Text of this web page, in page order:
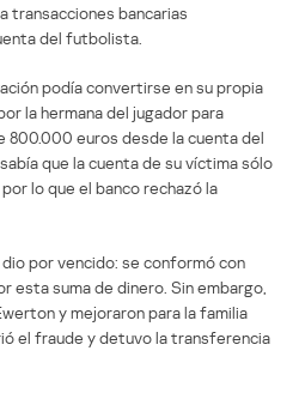
transacciones bancarias
del futbolista.
podía convertirse en su propia
la hermana del jugador para
800.000 euros desde la cuenta del
que la cuenta de su víctima sólo
lo que el banco rechazó la
por vencido: se conformó con
esta suma de dinero. Sin embargo,
y mejoraron para la familia
el fraude y detuvo la transferencia